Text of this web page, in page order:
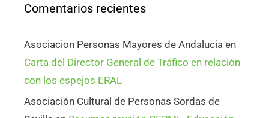
Comentarios recientes
Asociacion Personas Mayores de Andalucia en
Carta del Director General de Tráfico en relación
con los espejos ERAL
Asociación Cultural de Personas Sordas de